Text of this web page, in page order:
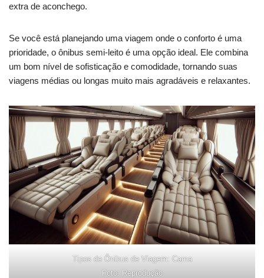
extra de aconchego.
Se você está planejando uma viagem onde o conforto é uma
prioridade, o ônibus semi-leito é uma opção ideal. Ele combina
um bom nível de sofisticação e comodidade, tornando suas
viagens médias ou longas muito mais agradáveis e relaxantes.
Tipos de Ônibus de Viagem: Cama
Foto: Reprodução